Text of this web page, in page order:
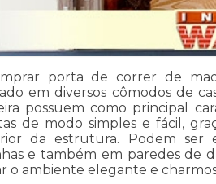
porta de correr de
em diversos cômodos de
possuem como principal
de modo simples e fácil,
da estrutura. Podem ser
e também em paredes de
o ambiente elegante e